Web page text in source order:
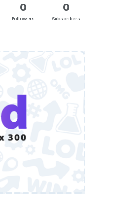
0
Followers
0
Subscribers